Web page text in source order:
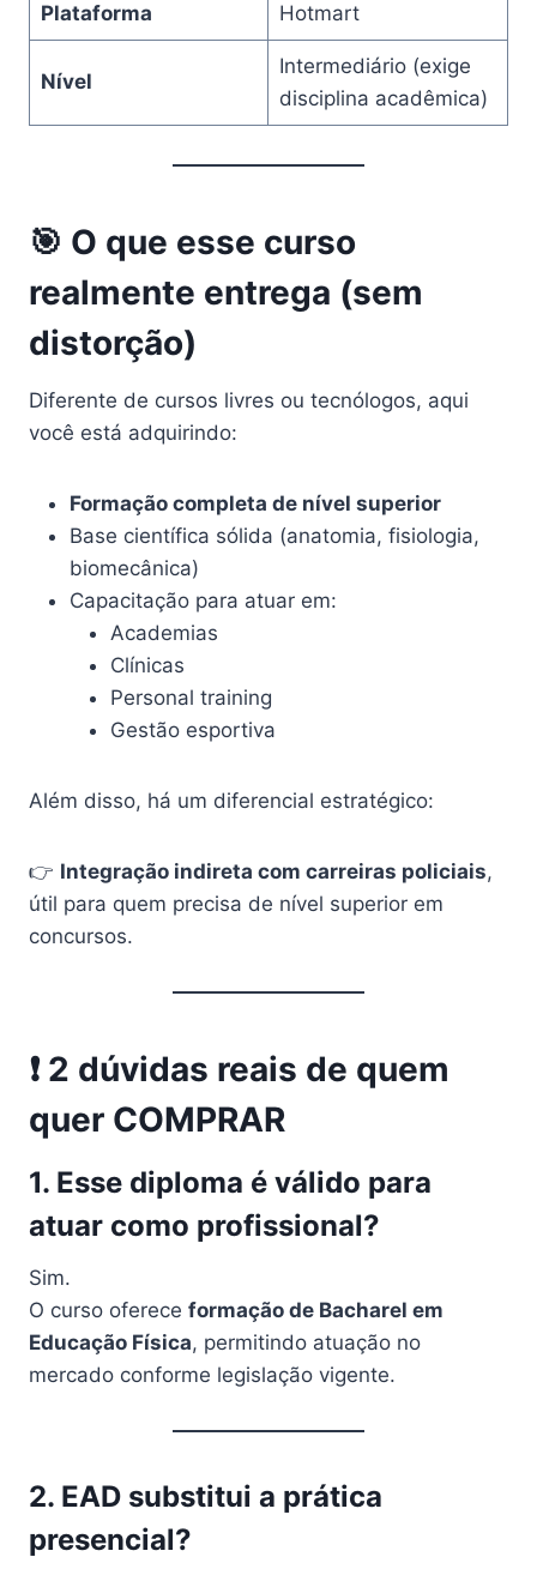
Plataforma Hotmart
Nível
Intermediário (exige
disciplina acadêmica)
🎯 O que esse curso
realmente entrega (sem
distorção)
Diferente de cursos livres ou tecnólogos, aqui
você está adquirindo:
Formação completa de nível superior
Base científica sólida (anatomia, fisiologia,
biomecânica)
Capacitação para atuar em:
Academias
Clínicas
Personal training
Gestão esportiva
Além disso, há um diferencial estratégico:
👉 Integração indireta com carreiras policiais,
útil para quem precisa de nível superior em
concursos.
❗ 2 dúvidas reais de quem
quer COMPRAR
1. Esse diploma é válido para
atuar como profissional?
Sim.
O curso oferece formação de Bacharel em
Educação Física, permitindo atuação no
mercado conforme legislação vigente.
2. EAD substitui a prática
presencial?